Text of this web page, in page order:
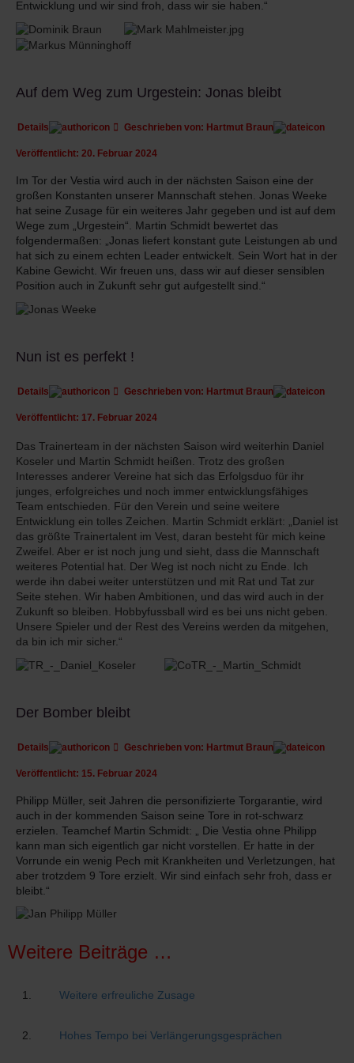
Entwicklung und wir sind froh, dass wir sie haben.“
Auf dem Weg zum Urgestein: Jonas bleibt
Details Geschrieben von: Hartmut Braun
Veröffentlicht: 20. Februar 2024
Im Tor der Vestia wird auch in der nächsten Saison eine der
großen Konstanten unserer Mannschaft stehen. Jonas Weeke
hat seine Zusage für ein weiteres Jahr gegeben und ist auf dem
Wege zum „Urgestein“. Martin Schmidt bewertet das
folgendermaßen: „Jonas liefert konstant gute Leistungen ab und
hat sich zu einem echten Leader entwickelt. Sein Wort hat in der
Kabine Gewicht. Wir freuen uns, dass wir auf dieser sensiblen
Position auch in Zukunft sehr gut aufgestellt sind.“
Nun ist es perfekt !
Details Geschrieben von: Hartmut Braun
Veröffentlicht: 17. Februar 2024
Das Trainerteam in der nächsten Saison wird weiterhin Daniel
Koseler und Martin Schmidt heißen. Trotz des großen
Interesses anderer Vereine hat sich das Erfolgsduo für ihr
junges, erfolgreiches und noch immer entwicklungsfähiges
Team entschieden. Für den Verein und seine weitere
Entwicklung ein tolles Zeichen. Martin Schmidt erklärt: „Daniel ist
das größte Trainertalent im Vest, daran besteht für mich keine
Zweifel. Aber er ist noch jung und sieht, dass die Mannschaft
weiteres Potential hat. Der Weg ist noch nicht zu Ende. Ich
werde ihn dabei weiter unterstützen und mit Rat und Tat zur
Seite stehen. Wir haben Ambitionen, und das wird auch in der
Zukunft so bleiben. Hobbyfussball wird es bei uns nicht geben.
Unsere Spieler und der Rest des Vereins werden da mitgehen,
da bin ich mir sicher.“
Der Bomber bleibt
Details Geschrieben von: Hartmut Braun
Veröffentlicht: 15. Februar 2024
Philipp Müller, seit Jahren die personifizierte Torgarantie, wird
auch in der kommenden Saison seine Tore in rot-schwarz
erzielen. Teamchef Martin Schmidt: „ Die Vestia ohne Philipp
kann man sich eigentlich gar nicht vorstellen. Er hatte in der
Vorrunde ein wenig Pech mit Krankheiten und Verletzungen, hat
aber trotzdem 9 Tore erzielt. Wir sind einfach sehr froh, dass er
bleibt.“
Weitere Beiträge …
Weitere erfreuliche Zusage
Hohes Tempo bei Verlängerungsgesprächen